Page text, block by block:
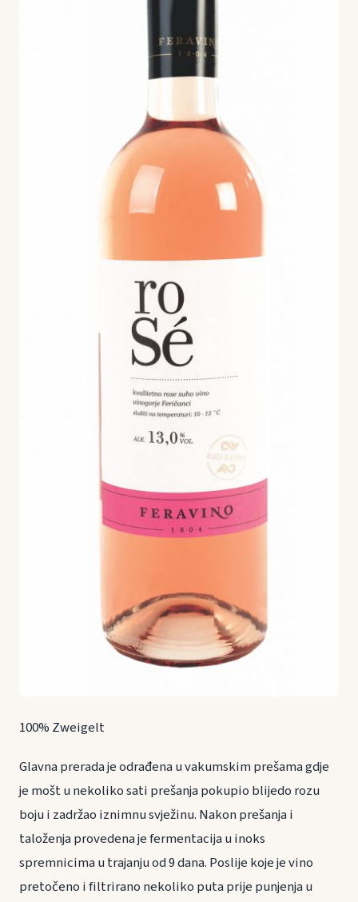
100% Zweigelt
Glavna prerada je odrađena u vakumskim prešama gdje
je mošt u nekoliko sati prešanja pokupio blijedo rozu
boju i zadržao iznimnu svježinu. Nakon prešanja i
taloženja provedena je fermentacija u inoks
spremnicima u trajanju od 9 dana. Poslije koje je vino
pretočeno i filtrirano nekoliko puta prije punjenja u